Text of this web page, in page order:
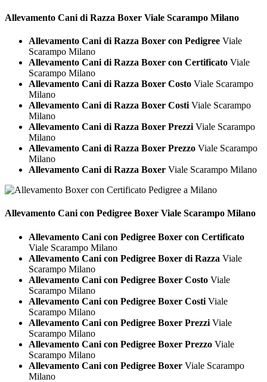
Allevamento Cani di Razza Boxer Viale Scarampo Milano
Allevamento Cani di Razza Boxer con Pedigree Viale
Scarampo Milano
Allevamento Cani di Razza Boxer con Certificato Viale
Scarampo Milano
Allevamento Cani di Razza Boxer Costo Viale Scarampo
Milano
Allevamento Cani di Razza Boxer Costi Viale Scarampo
Milano
Allevamento Cani di Razza Boxer Prezzi Viale Scarampo
Milano
Allevamento Cani di Razza Boxer Prezzo Viale Scarampo
Milano
Allevamento Cani di Razza Boxer Viale Scarampo Milano
Allevamento Cani con Pedigree Boxer Viale Scarampo Milano
Allevamento Cani con Pedigree Boxer con Certificato
Viale Scarampo Milano
Allevamento Cani con Pedigree Boxer di Razza Viale
Scarampo Milano
Allevamento Cani con Pedigree Boxer Costo Viale
Scarampo Milano
Allevamento Cani con Pedigree Boxer Costi Viale
Scarampo Milano
Allevamento Cani con Pedigree Boxer Prezzi Viale
Scarampo Milano
Allevamento Cani con Pedigree Boxer Prezzo Viale
Scarampo Milano
Allevamento Cani con Pedigree Boxer Viale Scarampo
Milano